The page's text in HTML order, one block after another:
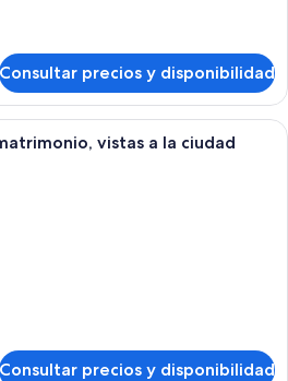
Consultar precios y disponibilidad
Habitación de hotel con un ventanal
vistas a la ciudad
Consultar precios y disponibilidad